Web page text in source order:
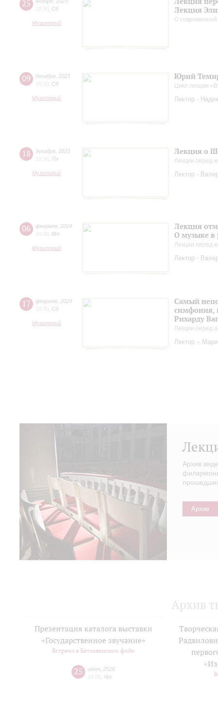
25
18:30 Сб
Музиторий
Лекция
О
09 декабря 2023
18:30 Сб
Музиторий
Юрий
Цикл лекции
Лектор -
18 декабря 2023
18:30 Пн
Музиторий
Лекция о
Лекции перед
Лектор -
06 февраля 2024
18:30 Вт
Музиторий
Лекция
О музыке в
Лекции перед
Лектор -
17 февраля 2024
18:30 Сб
Музиторий
Самый
симфония,
Рихарду
Лекции перед
Лектор –
Архив
Архив
Архив
Презентация каталога выставки
«Государственное звучание»
Встречи в Бетховенском фойе
25 июня 2026
14:00 Чт